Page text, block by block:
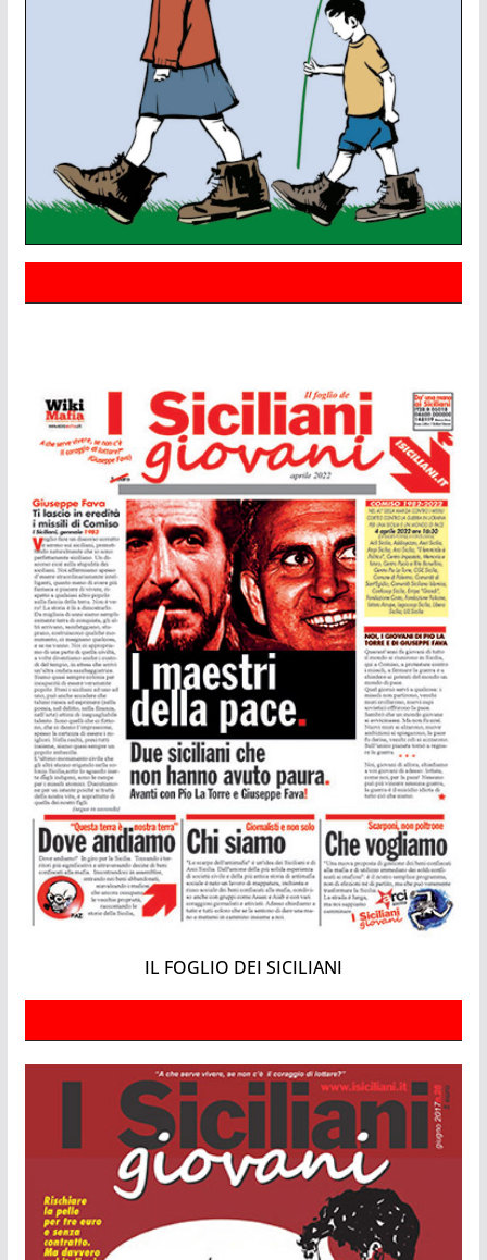
IL FOGLIO DEI SICILIANI